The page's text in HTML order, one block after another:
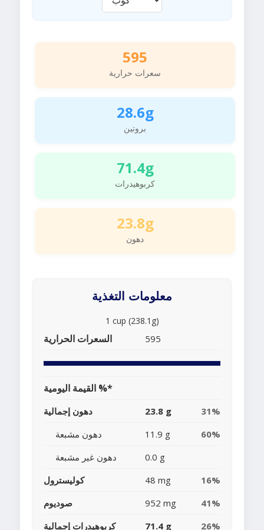
595
سعرات حرارية
28.6g
بروتين
71.4g
كربوهيدرات
23.8g
دهون
معلومات التغذية
1 cup (238.1g)
السعرات الحرارية 595
القيمة اليومية %*
دهون إجمالية 23.8 g
31%
دهون مشبعة
11.9 g
60%
دهون غير مشبعة
0.0 g
كوليسترول
48 mg
16%
صوديوم
952 mg
41%
كربوهيدرات إجمالية
71.4 g 26%